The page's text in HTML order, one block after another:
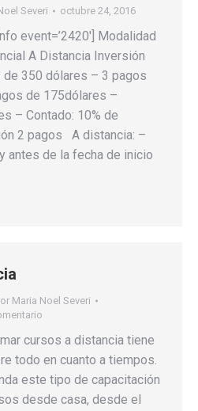
Severi octubre 24, 2016
event=’2420′] Modalidad
A Distancia Inversión
350 dólares – 3 pagos
de 175dólares –
– Contado: 10% de
2 pagos A distancia: –
antes de la fecha de inicio
Maria Noel Severi
cursos a distancia tiene
todo en cuanto a tiempos.
este tipo de capacitación
desde casa, desde el